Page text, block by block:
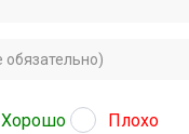
Хорошо Плохо